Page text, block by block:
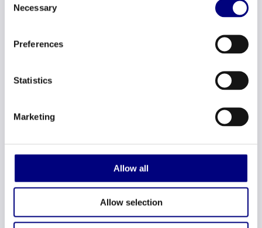
Selection
Necessary
Preferences
Statistics
Marketing
Allow all
Allow selection